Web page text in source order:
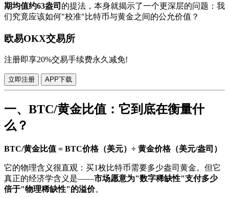
期均值约63盎司 的提法，本身就揭示了一个更深层的问题：我
们究竟应该如何"校准"比特币与黄金之间的公允价值？
欧易OKX交易所
注册即享20%交易手续费永久减免!
立即注册 APP下载
一、BTC/黄金比值：它到底在衡量什
么？
BTC/黄金比值 = BTC价格（美元）÷ 黄金价格（美元/盎司）
它的物理含义很直观：买1枚比特币需要多少盎司黄金。但它
真正的经济学含义是——市场愿意为"数字稀缺性"支付多少
倍于"物理稀缺性"的溢价。